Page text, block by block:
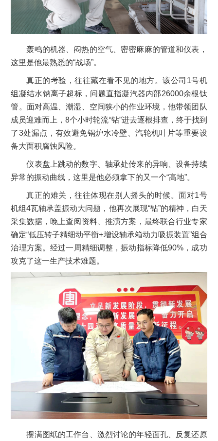
轰鸣的机器、闷热的空气、密密麻麻的管道和仪表，
这里是他最熟悉的“战场”。
真正的考验，往往藏在看不见的地方。该公司1号机
组凝结水钠离子超标，问题直指凝汽器内部26000余根钛
管。面对高温、潮湿、空间狭小的作业环境，他带领团队
成员迎难而上，8个小时轮流“钻”进去逐根排查，终于找到
了3处漏点，有效避免锅炉水冷壁、汽轮机叶片等重要设
备大面积腐蚀风险。
仪表盘上跳动的数字、轴承处传来的异响、设备持续
异常的振动曲线，这里是他必须拿下的又一个“高地”。
真正的难关，往往体现在别人摇头的时候。面对1号
机组4瓦轴承盖振动大问题，他再次展现“钻”的精神，白天
采集数据，晚上查阅资料、推演方案，最终联合行业专家
确定“低压转子精细动平衡+增设轴承箱动力吸振装置”组合
治理方案。经过一周精细调整，振动指标降低90%，成功
攻克了这一生产技术难题。
摆满图纸的工作台、激烈讨论的年轻面孔、反复还原